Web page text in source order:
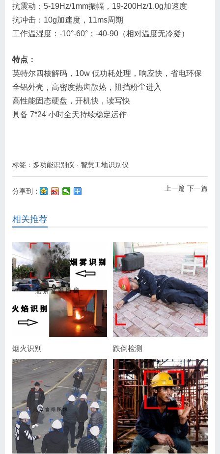
抗震动：5-19Hz/1mm振幅，19-200Hz/1.0g加速度
抗冲击：10g加速度，11ms周期
工作温湿度：-10°-60°；-40-90（相对温度无冷凝）
特点：
英特尔四核解码，10w 低功耗处理，响应快，省电环保
全铝外壳，高密度热齿散热，阻挡粉尘进入
高性能固态硬盘，开机快，读写快
具备 7*24 小时全天持续稳定运作
标签： 多功能识别仪 · 智慧工地识别仪
上一篇 下一篇
分享到：
相关推荐
烟火识别 跌倒检测